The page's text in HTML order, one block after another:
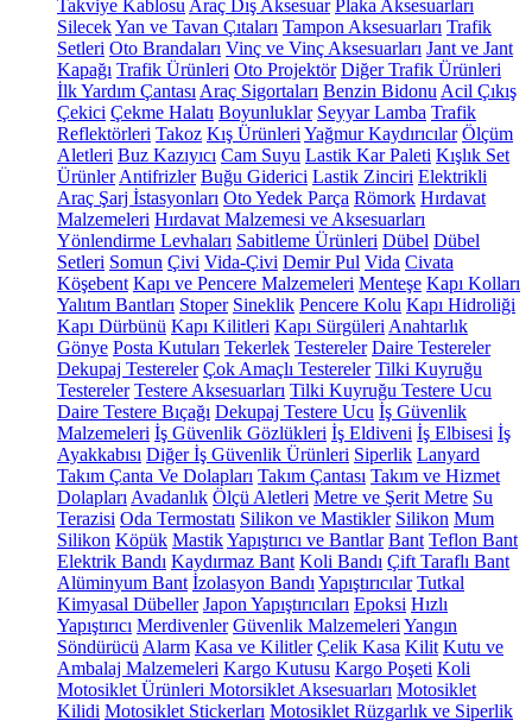
Takviye Kablosu Araç Dış Aksesuar Plaka Aksesuarları
SilecekYan ve Tavan Çıtaları Tampon Aksesuarları Trafik
Setleri Oto Brandaları Vinç ve Vinç Aksesuarları Jant ve Jant
Kapağı Trafik Ürünleri Oto Projektör Diğer Trafik Ürünleri
İlk Yardım Çantası Araç Sigortaları Benzin Bidonu Acil Çıkış
Çekici Çekme Halatı Boyunluklar Seyyar Lamba Trafik
Reflektörleri Takoz Kış Ürünleri Yağmur Kaydırıcılar Ölçüm
Aletleri Buz Kazıyıcı Cam Suyu Lastik Kar Paleti Kışlık Set
Ürünler Antifrizler Buğu Giderici Lastik Zinciri Elektrikli
Araç Şarj İstasyonları Oto Yedek Parça Römork Hırdavat
Malzemeleri Hırdavat Malzemesi ve Aksesuarları
Yönlendirme Levhaları Sabitleme Ürünleri Dübel Dübel
Setleri Somun Çivi Vida-Çivi Demir Pul Vida Civata
Köşebent Kapı ve Pencere Malzemeleri Menteşe Kapı Kolları
Yalıtım Bantları Stoper Sineklik Pencere Kolu Kapı Hidroliği
Kapı Dürbünü Kapı Kilitleri Kapı Sürgüleri Anahtarlık
Gönye Posta Kutuları Tekerlek Testereler Daire Testereler
Dekupaj Testereler Çok Amaçlı Testereler Tilki Kuyruğu
Testereler Testere Aksesuarları Tilki Kuyruğu Testere Ucu
Daire Testere Bıçağı Dekupaj Testere Ucu İş Güvenlik
Malzemeleri İş Güvenlik Gözlükleri İş Eldiveni İş Elbisesi İş
Ayakkabısı Diğer İş Güvenlik Ürünleri Siperlik Lanyard
Takım Çanta Ve Dolapları Takım Çantası Takım ve Hizmet
Dolapları Avadanlık Ölçü Aletleri Metre ve Şerit Metre Su
Terazisi Oda Termostatı Silikon ve Mastikler Silikon Mum
Silikon Köpük MastikYapıştırıcı ve Bantlar Bant Teflon Bant
Elektrik Bandı Kaydırmaz Bant Koli Bandı Çift Taraflı Bant
Alüminyum Bant İzolasyon Bandı Yapıştırıcılar Tutkal
Kimyasal Dübeller Japon Yapıştırıcıları Epoksi Hızlı
Yapıştırıcı Merdivenler Güvenlik Malzemeleri Yangın
Söndürücü Alarm Kasa ve Kilitler Çelik Kasa Kilit Kutu ve
Ambalaj Malzemeleri Kargo Kutusu Kargo Poşeti Koli
Motosiklet Ürünleri Motorsiklet Aksesuarları Motosiklet
Kilidi Motosiklet Stickerları Motosiklet Rüzgarlık ve Siperlik